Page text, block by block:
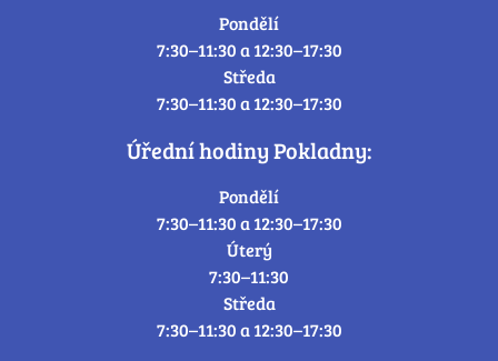
Pondělí
7:30–11:30 a 12:30–17:30
Středa
7:30–11:30 a 12:30–17:30
Úřední hodiny Pokladny:
Pondělí
7:30–11:30 a 12:30–17:30
Úterý
7:30–11:30
Středa
7:30–11:30 a 12:30–17:30